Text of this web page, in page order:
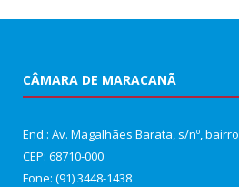
CÂMARA DE MARACANÃ
End.: Av. Magalhães Barata, s/nº,
CEP: 68710-000
Fone: (91) 3448-1438